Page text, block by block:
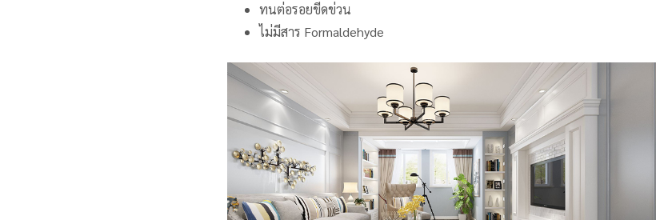
ทนต่อรอยขีดข่วน
ไม่มีสาร Formaldehyde